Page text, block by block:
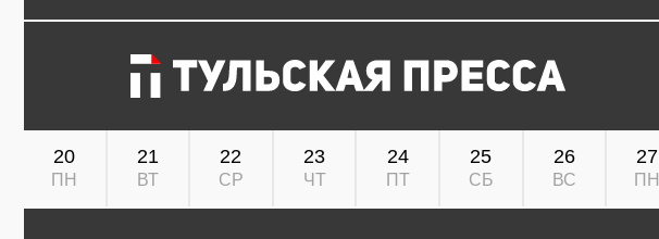
20
ПН
21
ВТ
22
СР
23
ЧТ
24
ПТ
25
СБ
26
ВС
27
ПН